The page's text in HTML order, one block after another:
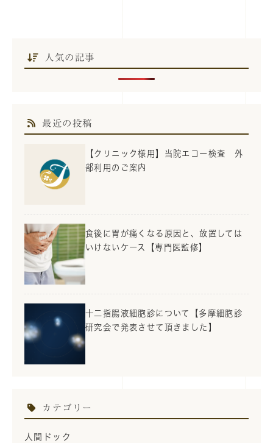
人気の記事
最近の投稿
【クリニック様用】当院エコー検査 外
部利用のご案内
食後に胃が痛くなる原因と、放置しては
いけないケース【専門医監修】
十二指腸液細胞診について【多摩細胞診
研究会で発表させて頂きました】
カテゴリー
人間ドック